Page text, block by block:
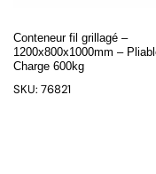
Conteneur fil grillagé –
1200x800x1000mm –
Charge 600kg
SKU: 76821